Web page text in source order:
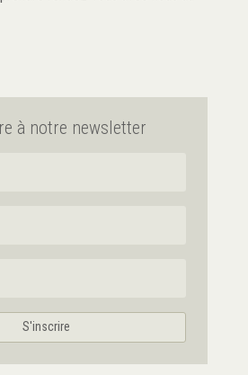
à notre newsletter
S'inscrire